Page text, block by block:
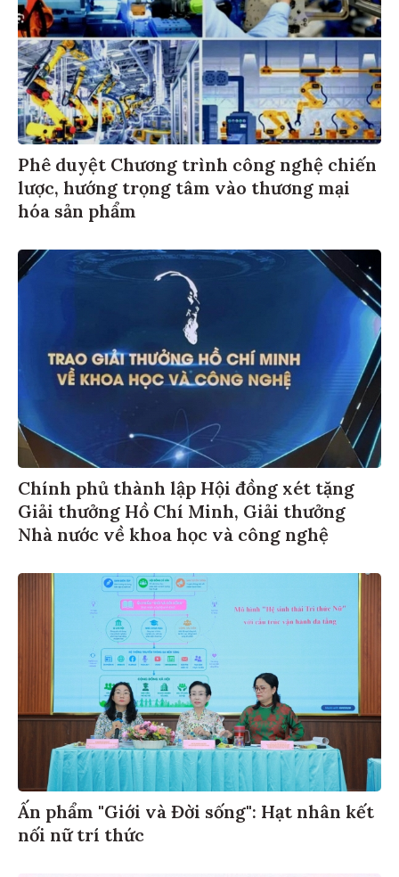
Phê duyệt Chương trình công nghệ chiến
lược, hướng trọng tâm vào thương mại
hóa sản phẩm
Chính phủ thành lập Hội đồng xét tặng
Giải thưởng Hồ Chí Minh, Giải thưởng
Nhà nước về khoa học và công nghệ
Ấn phẩm "Giới và Đời sống": Hạt nhân kết
nối nữ trí thức